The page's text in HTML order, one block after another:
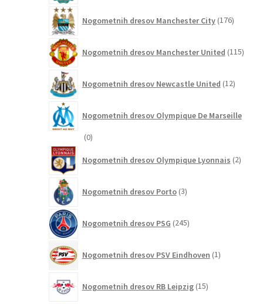
Nogometnih dresov Manchester City 176izdelkov
Nogometnih dresov Manchester United 115
Nogometnih dresov Newcastle United 12izdelkov
Nogometnih dresov Olympique De Marseille
00
Nogometnih dresov Olympique Lyonnais 2izdelka
Nogometnih dresov Porto 3izdelki
Nogometnih dresov PSG 245izdelkov
Nogometnih dresov PSV Eindhoven 1izdelek
Nogometnih dresov RB Leipzig 15izdelkov